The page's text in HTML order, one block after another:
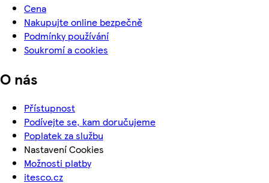
Cena
Nakupujte online bezpečně
Podmínky používání
Soukromí a cookies
O nás
Přístupnost
Podívejte se, kam doručujeme
Poplatek za službu
Nastavení Cookies
Možnosti platby
itesco.cz